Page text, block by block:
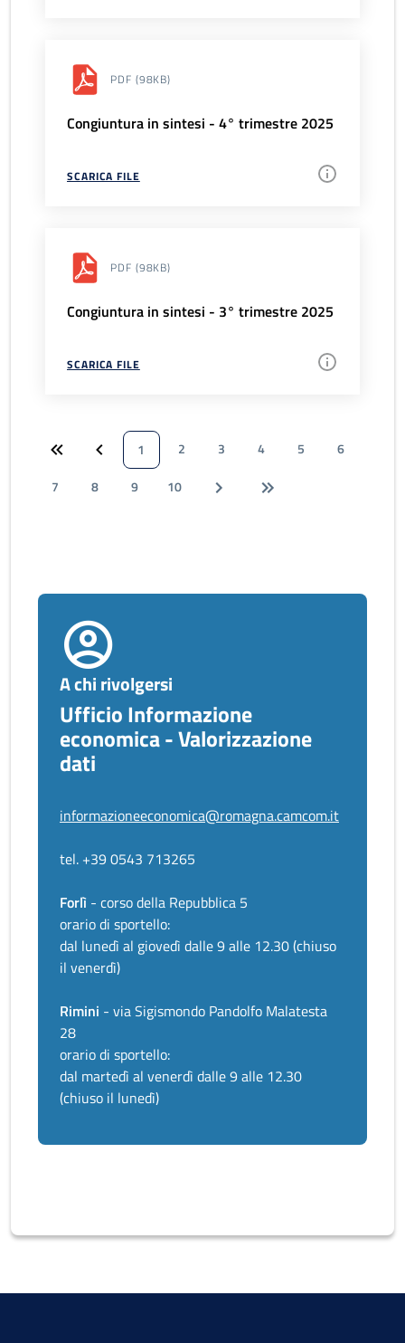
PDF (98KB)
Congiuntura in sintesi - 4° trimestre 2025
SCARICA FILE
PDF (98KB)
Congiuntura in sintesi - 3° trimestre 2025
SCARICA FILE
1 2 3 4 5
6
7
8 9 10
A chi rivolgersi
Ufficio Informazione
economica - Valorizzazione
dati
informazioneeconomica@romagna.camcom.it
tel. +39 0543 713265
Forlì - corso della Repubblica 5
orario di sportello:
dal lunedì al giovedì dalle 9 alle 12.30 (chiuso
il venerdì)
Rimini - via Sigismondo Pandolfo Malatesta
28
orario di sportello:
dal martedì al venerdì dalle 9 alle 12.30
(chiuso il lunedì)